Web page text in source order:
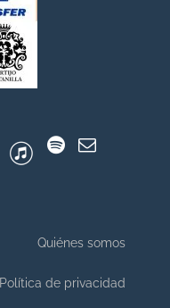
Quiénes somos
Política de privacidad